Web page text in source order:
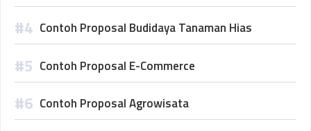
Contoh Proposal Budidaya Tanaman Hias
Contoh Proposal E-Commerce
Contoh Proposal Agrowisata